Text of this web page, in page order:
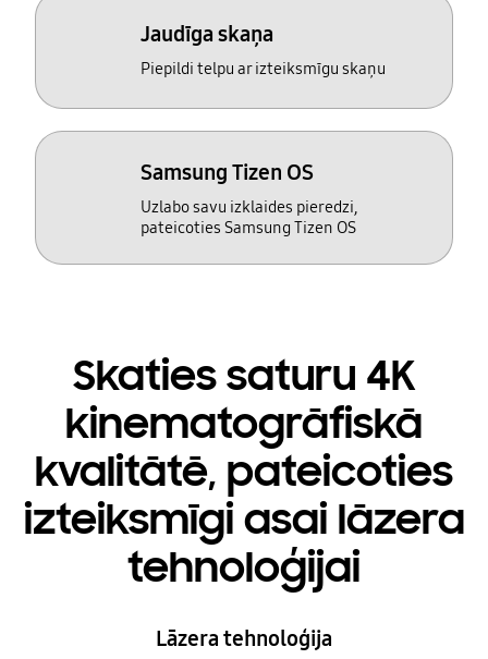
Jaudīga skaņa
Piepildi telpu ar izteiksmīgu skaņu
Samsung Tizen OS
Uzlabo savu izklaides pieredzi,
pateicoties Samsung Tizen OS
Skaties saturu 4K
kinematogrāfiskā
kvalitātē, pateicoties
izteiksmīgi asai lāzera
tehnoloģijai
Lāzera tehnoloģija